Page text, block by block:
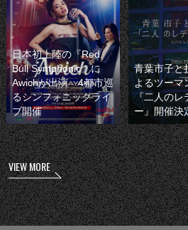
日本初上陸の『Red
Bull Symphonic』に
Awichが出演 4都市巡
るシンフォニックライ
ブ開催
青葉市子と
よるツーマ
『二人のレ
ー』開催決
VIEW MORE